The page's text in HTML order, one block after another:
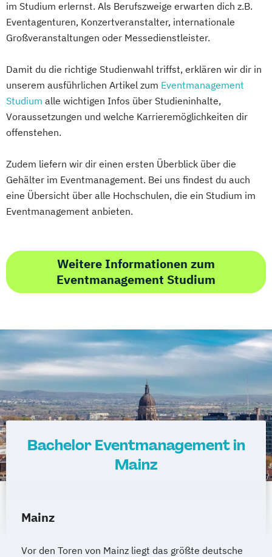
im Studium erlernst. Als Berufszweige erwarten dich z.B.
Eventagenturen, Konzertveranstalter, internationale
Großveranstaltungen oder Messedienstleister.
Damit du die richtige Studienwahl triffst, erklären wir dir in
unserem ausführlichen Artikel zum Eventmanagement
Studium alle wichtigen Infos über Studieninhalte,
Voraussetzungen und welche Karrieremöglichkeiten dir
offenstehen.
Zudem liefern wir dir einen ersten Überblick über die
Gehälter im Eventmanagement. Bei uns findest du auch
eine Übersicht über alle Hochschulen, die ein Studium im
Eventmanagement anbieten.
Weitere Informationen zum
Eventmanagement Studium
Bachelor Eventmanagement in
Mainz
Mainz
Vor den Toren von Mainz liegt das größte deutsche